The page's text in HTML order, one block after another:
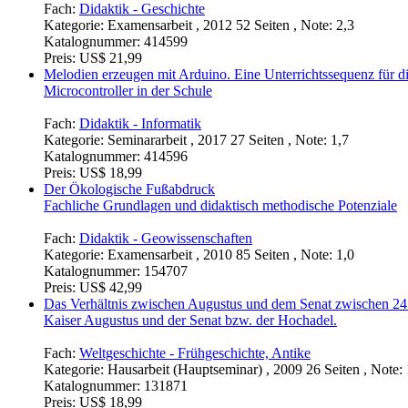
Fach: Didaktik - Geschichte
Kategorie: Examensarbeit , 2012 52 Seiten , Note: 2,3
Katalognummer: 414599
Preis: US$ 21,99
Melodien erzeugen mit Arduino. Eine Unterrichtssequenz für
Microcontroller in der Schule
Fach: Didaktik - Informatik
Kategorie: Seminararbeit , 2017 27 Seiten , Note: 1,7
Katalognummer: 414596
Preis: US$ 18,99
Der Ökologische Fußabdruck
Fachliche Grundlagen und didaktisch methodische Potenziale
Fach: Didaktik - Geowissenschaften
Kategorie: Examensarbeit , 2010 85 Seiten , Note: 1,0
Katalognummer: 154707
Preis: US$ 42,99
Das Verhältnis zwischen Augustus und dem Senat zwischen
Kaiser Augustus und der Senat bzw. der Hochadel.
Fach: Weltgeschichte - Frühgeschichte, Antike
Kategorie: Hausarbeit (Hauptseminar) , 2009 26 Seiten , Note:
Katalognummer: 131871
Preis: US$ 18,99